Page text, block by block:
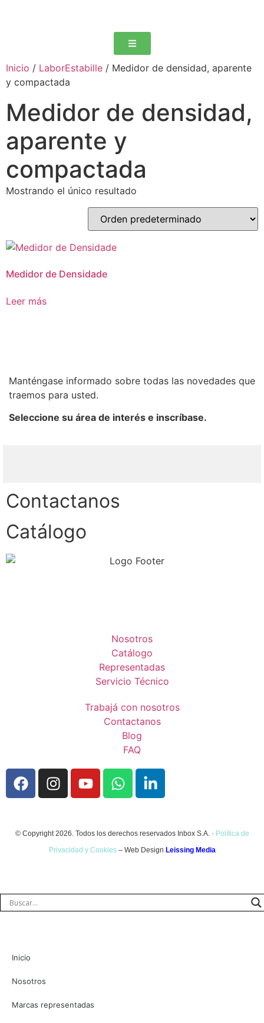
Inicio / LaborEstabille / Medidor de densidad, aparente
y compactada
Medidor de densidad,
aparente y
compactada
Mostrando el único resultado
Medidor de Densidade
Leer más
Manténgase informado sobre todas las novedades que
traemos para usted.
Seleccione su área de interés e inscríbase.
Contactanos
Catálogo
Nosotros
Catálogo
Representadas
Servicio Técnico
Trabajá con nosotros
Contactanos
Blog
FAQ
© Copyright 2026. Todos los derechos reservados Inbox S.A. · Política de
Privacidad y Cookies– Web Design Leissing Media
Inicio
Nosotros
Marcas representadas